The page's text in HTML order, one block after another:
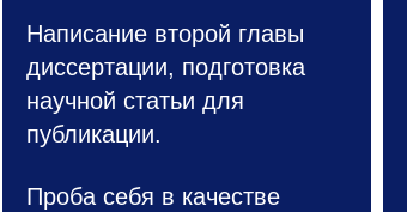
Написание второй главы
диссертации, подготовка
научной статьи для
публикации.
Проба себя в качестве